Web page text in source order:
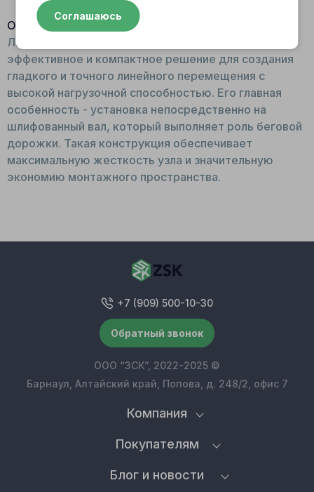
Описание:
Линейный роликовый подшипник 464098 - это
эффективное и компактное решение для создания
гладкого и точного линейного перемещения с
высокой нагрузочной способностью. Его главная
особенность - установка непосредственно на
шлифованный вал, который выполняет роль беговой
дорожки. Такая конструкция обеспечивает
максимальную жесткость узла и значительную
экономию монтажного пространства.
Компания
Покупателям
Блог и новости
+7 (909) 500-10-30
Обратный звонок
ООО “ЗСК”, 2022-2025 ©
Барнаул, Алтайский край, Попова, д. 248/2, офис 7
Соглашаюсь